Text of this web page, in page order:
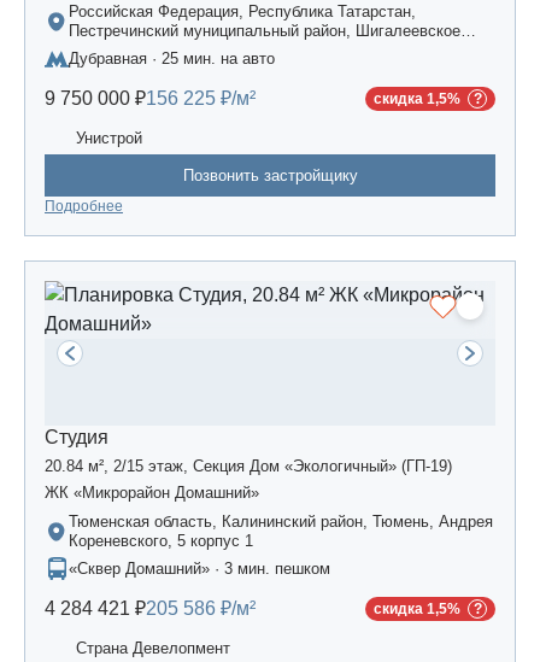
Российская Федерация, Республика Татарстан,
Пестречинский муниципальный район, Шигалеевское
сельское поселение, жилой комплекс «Усадьба
Царево-2», дом 3
Дубравная · 25 мин. на авто
9 750 000 ₽156 225 ₽/м² скидка 1,5%
Унистрой
Позвонить застройщику
Подробнее
Студия
20.84 м², 2/15 этаж, Секция Дом «Экологичный» (ГП-19)
ЖК «Микрорайон Домашний»
Тюменская область, Калининский район, Тюмень, Андрея
Кореневского, 5 корпус 1
«Сквер Домашний» · 3 мин. пешком
4 284 421 ₽205 586 ₽/м² скидка 1,5%
Страна Девелопмент